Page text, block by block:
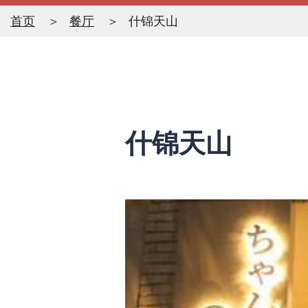
首页 餐厅 什锦天山
什锦天山